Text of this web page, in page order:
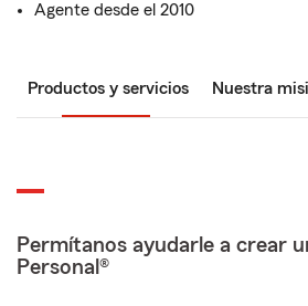
Agente desde el 2010
Productos y servicios Nuestra
Permítanos ayudarle a crear
Personal®